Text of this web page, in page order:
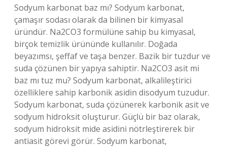
Sodyum karbonat baz mı? Sodyum karbonat,
çamaşır sodası olarak da bilinen bir kimyasal
üründür. Na2CO3 formülüne sahip bu kimyasal,
birçok temizlik ürününde kullanılır. Doğada
beyazımsı, şeffaf ve taşa benzer. Bazik bir tuzdur ve
suda çözünen bir yapıya sahiptir. Na2CO3 asit mi
baz mı tuz mu? Sodyum karbonat, alkalileştirici
özelliklere sahip karbonik asidin disodyum tuzudur.
Sodyum karbonat, suda çözünerek karbonik asit ve
sodyum hidroksit oluşturur. Güçlü bir baz olarak,
sodyum hidroksit mide asidini nötrleştirerek bir
antiasit görevi görür. Sodyum karbonat,